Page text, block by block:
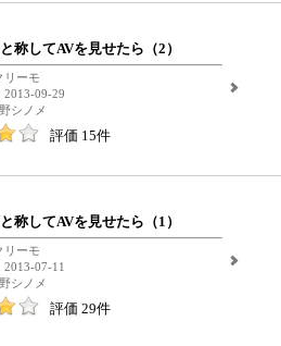
称してAVを見せたら（2）
リーモ
2013-09-29
シノメ
評価 15件
称してAVを見せたら（1）
リーモ
2013-07-11
シノメ
評価 29件